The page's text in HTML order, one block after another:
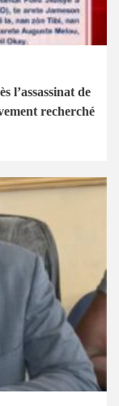
l’assassinat de
recherché